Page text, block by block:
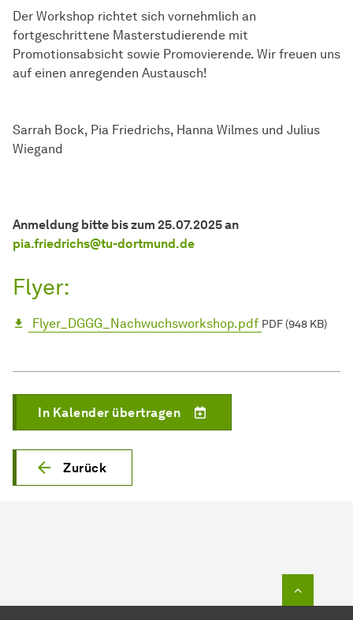
Der Workshop richtet sich vornehmlich an
fortgeschrittene Masterstudierende mit
Promotionsabsicht sowie Promovierende. Wir freuen uns
auf einen anregenden Austausch!
Sarrah Bock, Pia Friedrichs, Hanna Wilmes und Julius
Wiegand
Anmeldung bitte bis zum 25.07.2025 an
pia.friedrichs@tu-dortmund.de
Flyer:
Flyer_DGGG_Nachwuchsworkshop.pdf PDF (948 KB)
Zurück
In Kalender übertragen